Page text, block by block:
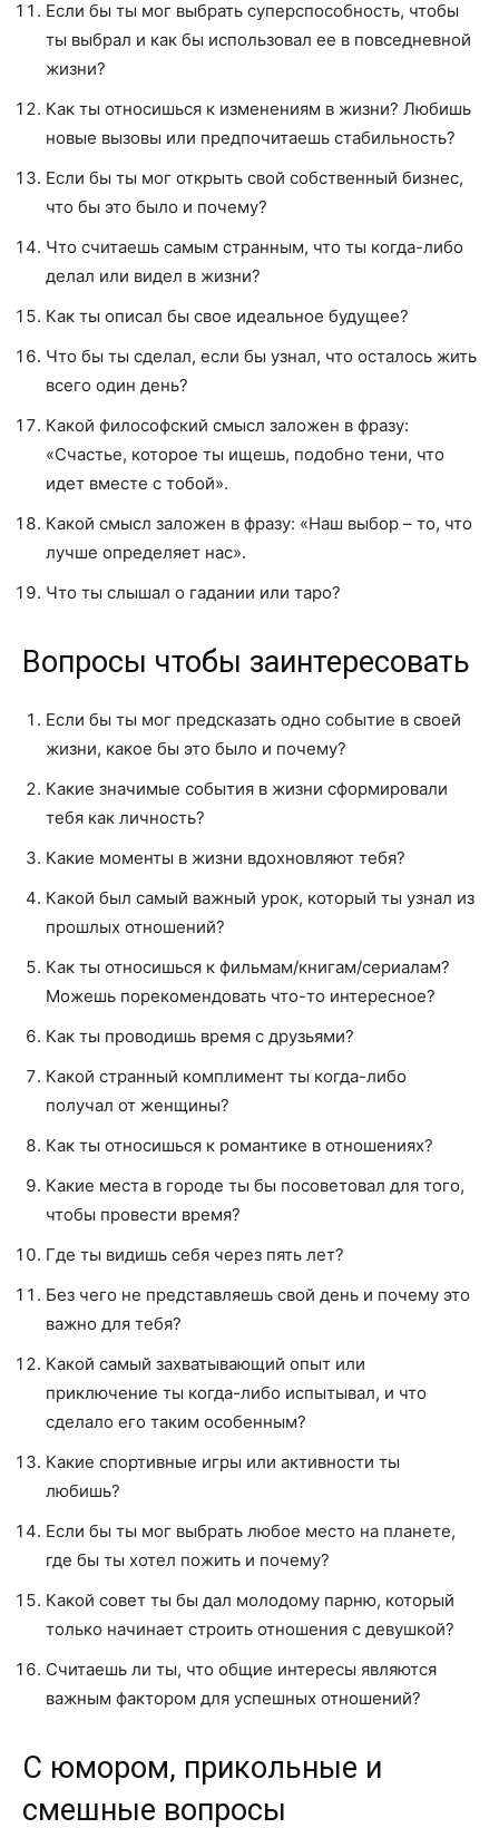
Если бы ты мог выбрать суперспособность, чтобы
ты выбрал и как бы использовал ее в повседневной
жизни?
Как ты относишься к изменениям в жизни? Любишь
новые вызовы или предпочитаешь стабильность?
Если бы ты мог открыть свой собственный бизнес,
что бы это было и почему?
Что считаешь самым странным, что ты когда-либо
делал или видел в жизни?
Как ты описал бы свое идеальное будущее?
Что бы ты сделал, если бы узнал, что осталось жить
всего один день?
Какой философский смысл заложен в фразу:
«Счастье, которое ты ищешь, подобно тени, что
идет вместе с тобой».
Какой смысл заложен в фразу: «Наш выбор – то, что
лучше определяет нас».
Что ты слышал о гадании или таро?
Вопросы чтобы заинтересовать
Если бы ты мог предсказать одно событие в своей
жизни, какое бы это было и почему?
Какие значимые события в жизни сформировали
тебя как личность?
Какие моменты в жизни вдохновляют тебя?
Какой был самый важный урок, который ты узнал из
прошлых отношений?
Как ты относишься к фильмам/книгам/сериалам?
Можешь порекомендовать что-то интересное?
Как ты проводишь время с друзьями?
Какой странный комплимент ты когда-либо
получал от женщины?
Как ты относишься к романтике в отношениях?
Какие места в городе ты бы посоветовал для того,
чтобы провести время?
Где ты видишь себя через пять лет?
Без чего не представляешь свой день и почему это
важно для тебя?
Какой самый захватывающий опыт или
приключение ты когда-либо испытывал, и что
сделало его таким особенным?
Какие спортивные игры или активности ты
любишь?
Если бы ты мог выбрать любое место на планете,
где бы ты хотел пожить и почему?
Какой совет ты бы дал молодому парню, который
только начинает строить отношения с девушкой?
Считаешь ли ты, что общие интересы являются
важным фактором для успешных отношений?
С юмором, прикольные и
смешные вопросы